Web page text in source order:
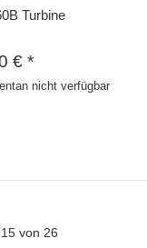
Turbine
€ *
nicht verfügbar
15 von 26